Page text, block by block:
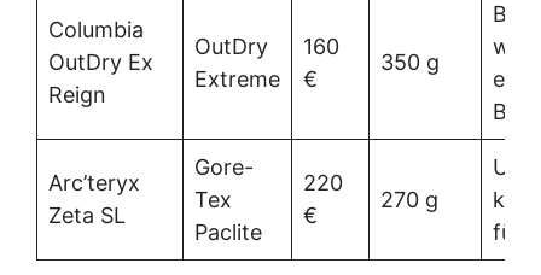
Columbia
OutDry Ex
Reign
OutDry
Extreme
160
€
350 g
Arc’teryx
Zeta SL
Gore-
Tex
Paclite
220
€
270 g
für